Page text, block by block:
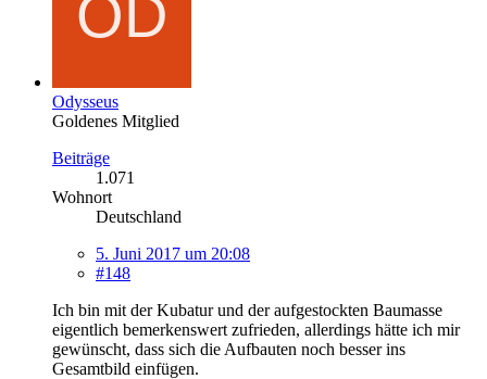
Odysseus
Goldenes Mitglied
Beiträge
1.071
Wohnort
Deutschland
5. Juni 2017 um 20:08
#148
Ich bin mit der Kubatur und der aufgestockten Baumasse
eigentlich bemerkenswert zufrieden, allerdings hätte ich mir
gewünscht, dass sich die Aufbauten noch besser ins
Gesamtbild einfügen.